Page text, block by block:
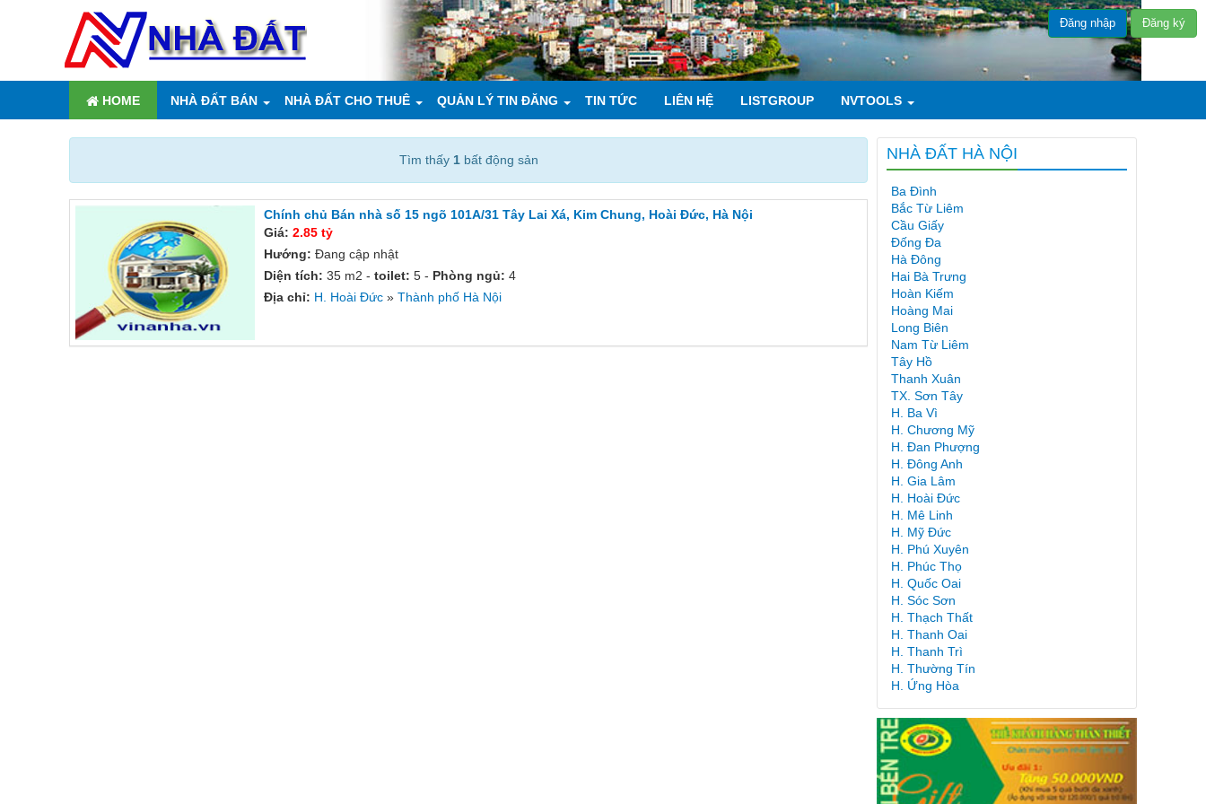
Đăng nhập Đăng ký
HOME NHÀ ĐẤT BÁN NHÀ ĐẤT CHO THUÊ QUẢN LÝ TIN ĐĂNG TIN TỨC LIÊN HỆ LISTGROUP NVTOOLS
Tìm thấy 1bất động sản
Chính chủ Bán nhà số 15 ngõ 101A/31 Tây Lai Xá, Kim Chung, Hoài Đức, Hà Nội
Giá: 2.85 tỷ
Hướng: Đang cập nhật
Diện tích: 35 m2 - toilet: 5 - Phòng ngủ: 4
Địa chỉ: H. Hoài Đức » Thành phố Hà Nội
NHÀ ĐẤT HÀ NỘI
Ba Đình
Bắc Từ Liêm
Cầu Giấy
Đống Đa
Hà Đông
Hai Bà Trưng
Hoàn Kiếm
Hoàng Mai
Long Biên
Nam Từ Liêm
Tây Hồ
Thanh Xuân
TX. Sơn Tây
H. Ba Vì
H. Chương Mỹ
H. Đan Phượng
H. Đông Anh
H. Gia Lâm
H. Hoài Đức
H. Mê Linh
H. Mỹ Đức
H. Phú Xuyên
H. Phúc Thọ
H. Quốc Oai
H. Sóc Sơn
H. Thạch Thất
H. Thanh Oai
H. Thanh Trì
H. Thường Tín
H. Ứng Hòa